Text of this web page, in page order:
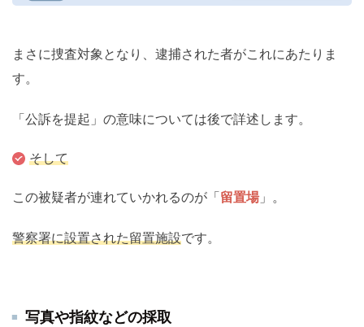
まさに捜査対象となり、逮捕された者がこれにあたりま
す。
「公訴を提起」の意味については後で詳述します。
そして
この被疑者が連れていかれるのが「 留置場」。
警察署に設置された留置施設です。
写真や指紋などの採取